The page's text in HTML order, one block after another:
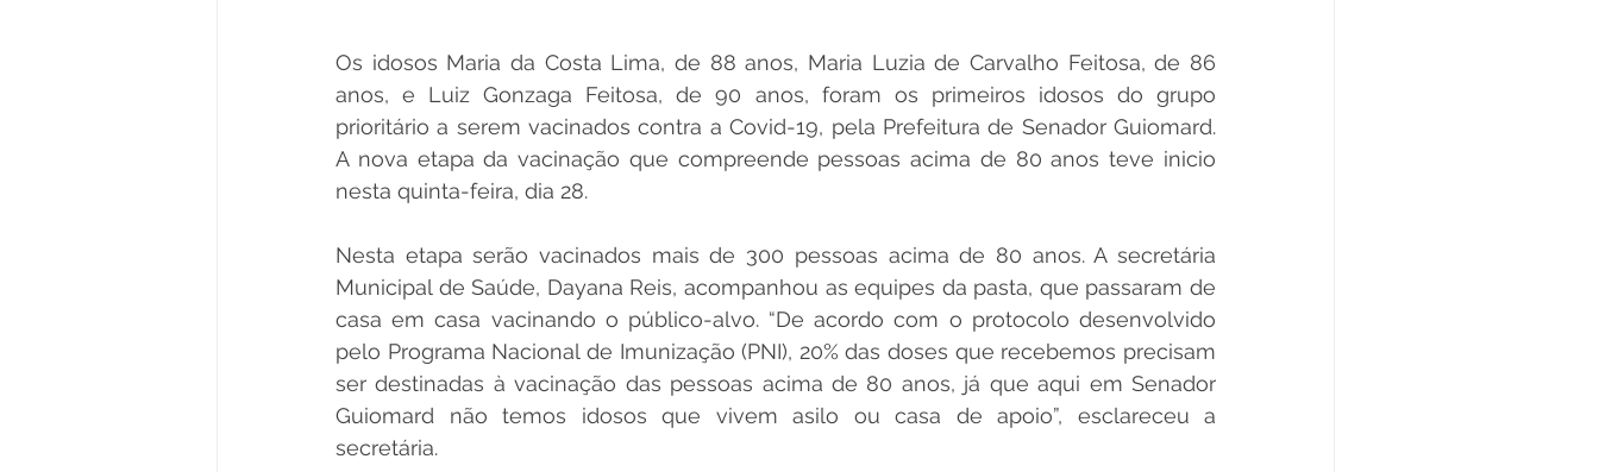
Os idosos Maria da Costa Lima, de 88 anos, Maria Luzia de Carvalho Feitosa, de 86
anos, e Luiz Gonzaga Feitosa, de 90 anos, foram os primeiros idosos do grupo
prioritário a serem vacinados contra a Covid-19, pela Prefeitura de Senador Guiomard.
A nova etapa da vacinação que compreende pessoas acima de 80 anos teve inicio
nesta quinta-feira, dia 28.
Nesta etapa serão vacinados mais de 300 pessoas acima de 80 anos. A secretária
Municipal de Saúde, Dayana Reis, acompanhou as equipes da pasta, que passaram de
casa em casa vacinando o público-alvo. “De acordo com o protocolo desenvolvido
pelo Programa Nacional de Imunização (PNI), 20% das doses que recebemos precisam
ser destinadas à vacinação das pessoas acima de 80 anos, já que aqui em Senador
Guiomard não temos idosos que vivem asilo ou casa de apoio”, esclareceu a
secretária.